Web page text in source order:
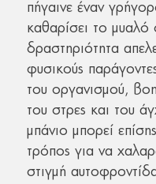
πήγαινε έναν
καθαρίσει το
δραστηριότητα
φυσικούς
του οργανισμού,
του στρες και του
μπάνιο μπορεί
τρόπος για να
στιγμή